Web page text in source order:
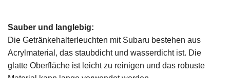
Sauber und langlebig:
Die Getränkehalterleuchten mit Subaru bestehen aus
Acrylmaterial, das staubdicht und wasserdicht ist. Die
glatte Oberfläche ist leicht zu reinigen und das robuste